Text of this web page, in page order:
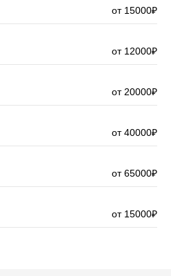
от 15000₽
от 12000₽
от 20000₽
от 40000₽
от 65000₽
от 15000₽